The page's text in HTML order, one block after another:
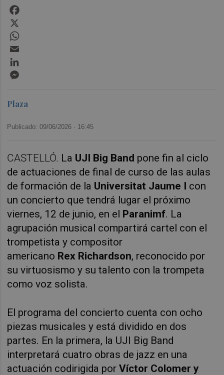
Plaza
Publicado: 09/06/2026 · 16:45
CASTELLÓ. La UJI Big Band pone fin al ciclo
de actuaciones de final de curso de las aulas
de formación de la Universitat Jaume I con
un concierto que tendrá lugar el próximo
viernes, 12 de junio, en el Paranimf. La
agrupación musical compartirá cartel con el
trompetista y compositor
americano Rex Richardson, reconocido por
su virtuosismo y su talento con la trompeta
como voz solista.
El programa del concierto cuenta con ocho
piezas musicales y está dividido en dos
partes. En la primera, la UJI Big Band
interpretará cuatro obras de jazz en una
actuación codirigida porVíctor Colomer y